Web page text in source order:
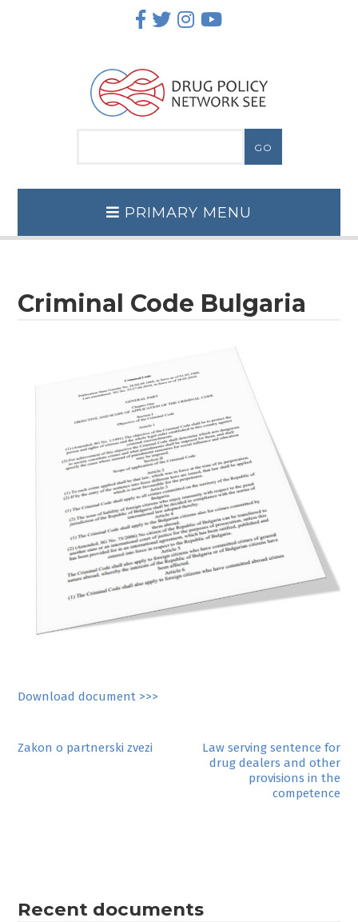
PRIMARY MENU
Criminal Code Bulgaria
Download document >>>
Post
Zakon o partnerski zvezi
Law serving sentence for
drug dealers and other
provisions in the
competence
Recent documents